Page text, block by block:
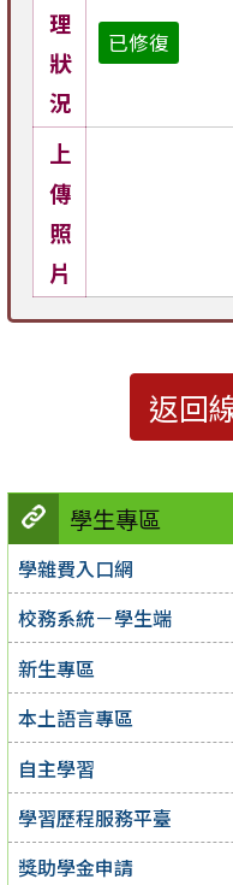
學生專區
學雜費入口網
校務系統－學生端
新生專區
本土語言專區
自主學習
學習歷程服務平臺
獎助學金申請
理
狀
況
已修復
上
傳
照
片
返回